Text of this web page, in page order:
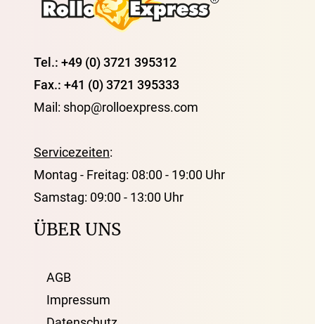
Tel.: +49 (0) 3721 395312
Fax.: +41 (0) 3721 395333
Mail: shop@rolloexpress.com
Servicezeiten:
Montag - Freitag: 08:00 - 19:00 Uhr
Samstag: 09:00 - 13:00 Uhr
ÜBER UNS
AGB
Impressum